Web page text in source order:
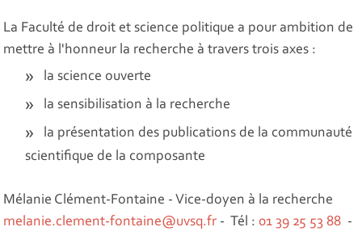
La Faculté de droit et science politique a pour ambition de
mettre à l'honneur la recherche à travers trois axes :
la science ouverte
la sensibilisation à la recherche
la présentation des publications de la communauté
scientifique de la composante
Mélanie Clément-Fontaine - Vice-doyen à la recherche
melanie.clement-fontaine@uvsq.fr - Tél :01 39 25 53 88 -